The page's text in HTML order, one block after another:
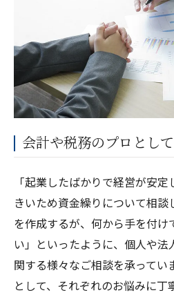
会計や税務のプロとし
「起業したばかりで経営が安
きいため資金繰りについて相
を作成するが、何から手を付け
い」といったように、個人や
関する様々なご相談を承ってい
として、それぞれのお悩みに丁